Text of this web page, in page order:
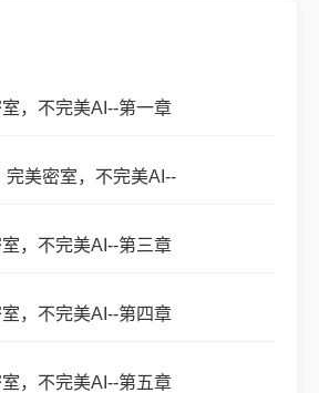
种子”的庞大阴影。报告不断归
但最大的异常，或许正是他们自
，不完美AI--第一章
完美密室，不完美AI--
，不完美AI--第三章
，不完美AI--第四章
，不完美AI--第五章